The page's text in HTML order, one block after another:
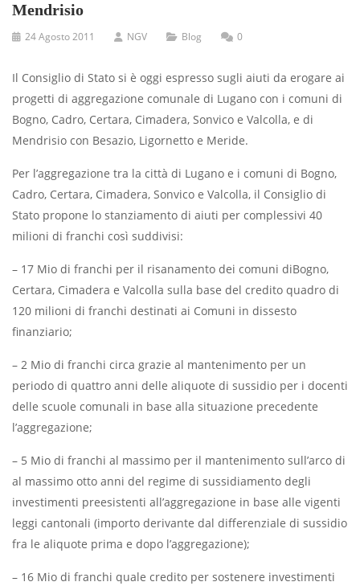
Mendrisio
24 Agosto 2011 NGV Blog 0
Il Consiglio di Stato si è oggi espresso sugli aiuti da erogare ai
progetti di aggregazione comunale di Lugano con i comuni di
Bogno, Cadro, Certara, Cimadera, Sonvico e Valcolla, e di
Mendrisio con Besazio, Ligornetto e Meride.
Per l’aggregazione tra la città di Lugano e i comuni di Bogno,
Cadro, Certara, Cimadera, Sonvico e Valcolla, il Consiglio di
Stato propone lo stanziamento di aiuti per complessivi 40
milioni di franchi così suddivisi:
– 17 Mio di franchi per il risanamento dei comuni diBogno,
Certara, Cimadera e Valcolla sulla base del credito quadro di
120 milioni di franchi destinati ai Comuni in dissesto
finanziario;
– 2 Mio di franchi circa grazie al mantenimento per un
periodo di quattro anni delle aliquote di sussidio per i docenti
delle scuole comunali in base alla situazione precedente
l’aggregazione;
– 5 Mio di franchi al massimo per il mantenimento sull’arco di
al massimo otto anni del regime di sussidiamento degli
investimenti preesistenti all’aggregazione in base alle vigenti
leggi cantonali (importo derivante dal differenziale di sussidio
fra le aliquote prima e dopo l’aggregazione);
– 16 Mio di franchi quale credito per sostenere investimenti